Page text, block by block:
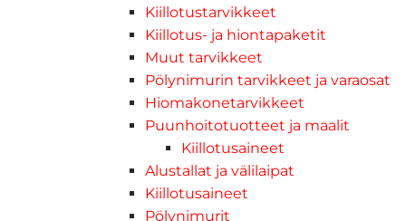
Kiillotustarvikkeet
Kiillotus- ja hiontapaketit
Muut tarvikkeet
Pölynimurin tarvikkeet ja varaosat
Hiomakonetarvikkeet
Puunhoitotuotteet ja maalit
Kiillotusaineet
Alustallat ja välilaipat
Kiillotusaineet
Pölynimurit